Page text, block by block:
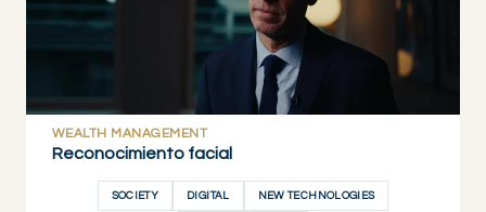
WEALTH MANAGEMENT
Reconocimiento facial
SOCIETY DIGITAL NEW TECHNOLOGIES